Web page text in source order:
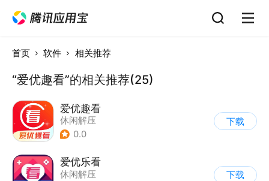
首页 软件 相关推荐
“爱优趣看”的相关推荐(25)
爱优趣看
休闲解压
0.0
下载
爱优乐看
休闲解压
下载